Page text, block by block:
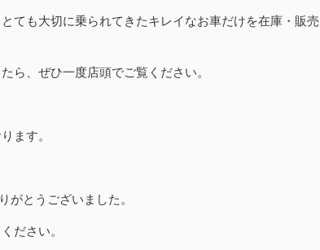
ても大切に乗られてきたキレイなお車だけを在庫・販売
ら、ぜひ一度店頭でご覧ください。
ます。
がとうございました。
ださい。